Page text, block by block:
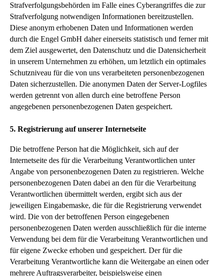
Strafverfolgungsbehörden im Falle eines Cyberangriffes die zur
Strafverfolgung notwendigen Informationen bereitzustellen.
Diese anonym erhobenen Daten und Informationen werden
durch die Engel GmbH daher einerseits statistisch und ferner mit
dem Ziel ausgewertet, den Datenschutz und die Datensicherheit
in unserem Unternehmen zu erhöhen, um letztlich ein optimales
Schutzniveau für die von uns verarbeiteten personenbezogenen
Daten sicherzustellen. Die anonymen Daten der Server-Logfiles
werden getrennt von allen durch eine betroffene Person
angegebenen personenbezogenen Daten gespeichert.
5. Registrierung auf unserer Internetseite
Die betroffene Person hat die Möglichkeit, sich auf der
Internetseite des für die Verarbeitung Verantwortlichen unter
Angabe von personenbezogenen Daten zu registrieren. Welche
personenbezogenen Daten dabei an den für die Verarbeitung
Verantwortlichen übermittelt werden, ergibt sich aus der
jeweiligen Eingabemaske, die für die Registrierung verwendet
wird. Die von der betroffenen Person eingegebenen
personenbezogenen Daten werden ausschließlich für die interne
Verwendung bei dem für die Verarbeitung Verantwortlichen und
für eigene Zwecke erhoben und gespeichert. Der für die
Verarbeitung Verantwortliche kann die Weitergabe an einen oder
mehrere Auftragsverarbeiter, beispielsweise einen